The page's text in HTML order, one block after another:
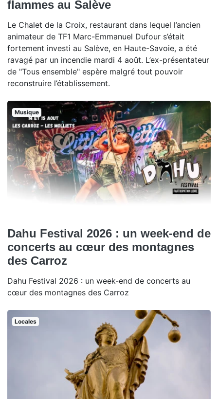
flammes au Salève
Le Chalet de la Croix, restaurant dans lequel l’ancien
animateur de TF1 Marc-Emmanuel Dufour s’était
fortement investi au Salève, en Haute-Savoie, a été
ravagé par un incendie mardi 4 août. L’ex-présentateur
de "Tous ensemble" espère malgré tout pouvoir
reconstruire l’établissement.
Musique
Dahu Festival 2026 : un week-end de
concerts au cœur des montagnes
des Carroz
Dahu Festival 2026 : un week-end de concerts au
cœur des montagnes des Carroz
Locales